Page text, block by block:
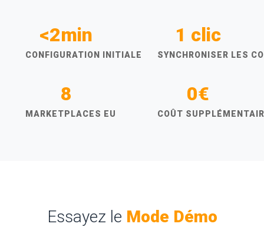
<2min
CONFIGURATION INITIALE
1 clic
SYNCHRONISER LES
8
MARKETPLACES EU
0€
COÛT
Essayez le Mode Démo